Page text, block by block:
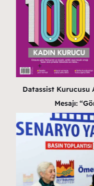
Datassist Kurucusu
Mesajı: